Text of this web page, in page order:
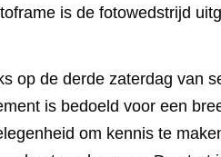
is de fotowedstrijd
op de derde zaterdag van
is bedoeld voor een
om kennis te